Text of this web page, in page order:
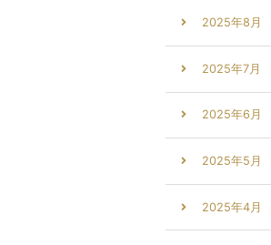
2025年8月
2025年7月
2025年6月
2025年5月
2025年4月